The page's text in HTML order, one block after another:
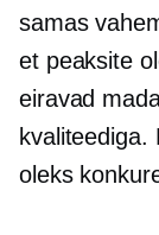
samas
et peaksite
eiravad
kvaliteediga.
oleks